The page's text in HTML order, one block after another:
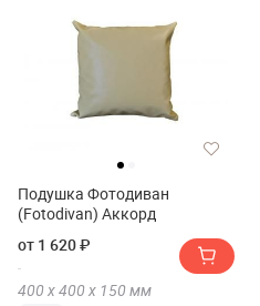
Подушка Фотодиван
(Fotodivan) Аккорд
от 1 620 ₽
400 х400 х 150 мм